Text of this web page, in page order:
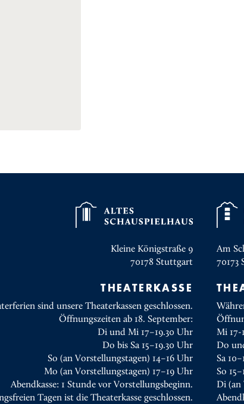
Kleine Königstraße 9
70178 Stuttgart
THEATERKASSE
sind unsere Theaterkassen geschlossen.
Öffnungszeiten ab 18. September:
Di und Mi 17–19.30 Uhr
Do bis Sa 15–19.30 Uhr
So (an Vorstellungstagen) 14–16 Uhr
Mo (an Vorstellungstagen) 17–19 Uhr
Abendkasse: 1 Stunde vor Vorstellungsbeginn.
Tagen ist die Theaterkasse geschlossen.
Am
70173
Mi 17-
Do
Sa
So
Di (an